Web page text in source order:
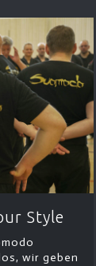
Style
wir geben